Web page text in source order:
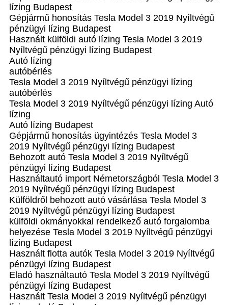
lízing Budapest
Gépjármű honosítás Tesla Model 3 2019 Nyíltvégű
pénzügyi lízing Budapest
Használt külföldi autó lízing Tesla Model 3 2019
Nyíltvégű pénzügyi lízing Budapest
Autó lízing
autóbérlés
Tesla Model 3 2019 Nyíltvégű pénzügyi lízing
autóbérlés
Tesla Model 3 2019 Nyíltvégű pénzügyi lízing Autó
lízing
Autó lízing Budapest
Gépjármű honosítás ügyintézés Tesla Model 3
2019 Nyíltvégű pénzügyi lízing Budapest
Behozott autó Tesla Model 3 2019 Nyíltvégű
pénzügyi lízing Budapest
Használtautó import Németországból Tesla Model 3
2019 Nyíltvégű pénzügyi lízing Budapest
Külföldről behozott autó vásárlása Tesla Model 3
2019 Nyíltvégű pénzügyi lízing Budapest
külföldi okmányokkal rendelkező autó forgalomba
helyezése Tesla Model 3 2019 Nyíltvégű pénzügyi
lízing Budapest
Használt flotta autók Tesla Model 3 2019 Nyíltvégű
pénzügyi lízing Budapest
Eladó használtautó Tesla Model 3 2019 Nyíltvégű
pénzügyi lízing Budapest
Használt Tesla Model 3 2019 Nyíltvégű pénzügyi